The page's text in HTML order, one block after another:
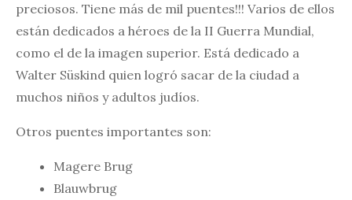
preciosos. Tiene más de mil puentes!!! Varios de ellos
están dedicados a héroes de la II Guerra Mundial,
como el de la imagen superior. Está dedicado a
Walter Süskind quien logró sacar de la ciudad a
muchos niños y adultos judíos.
Otros puentes importantes son:
Magere Brug
Blauwbrug